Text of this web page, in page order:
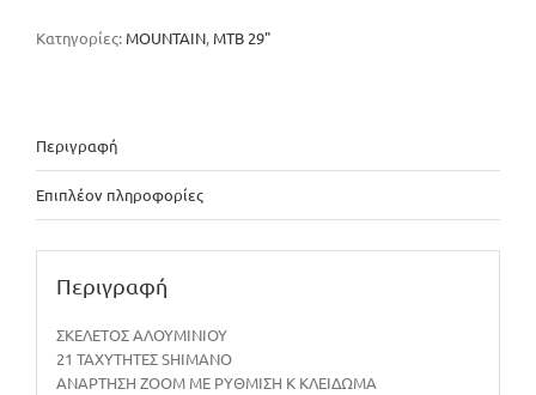
Κατηγορίες: MOUNTAIN, MTB 29"
Περιγραφή
Επιπλέον πληροφορίες
Περιγραφή
ΣΚΕΛΕΤΟΣ ΑΛΟΥΜΙΝΙΟΥ
21 ΤΑΧΥΤΗΤΕΣ SHIMANO
ΑΝΑΡΤΗΣΗ ΖΟΟΜ ΜΕ ΡΥΘΜΙΣΗ Κ ΚΛΕΙΔΩΜΑ